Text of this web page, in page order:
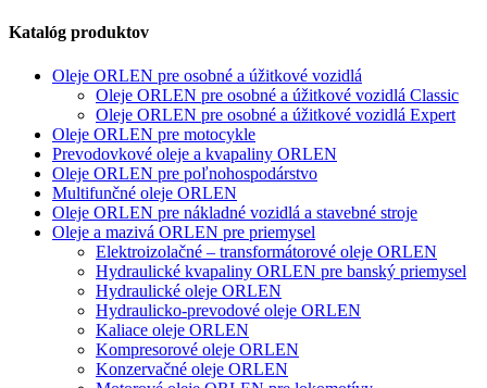
Katalóg produktov
Oleje ORLEN pre osobné a úžitkové vozidlá
Oleje ORLEN pre osobné a úžitkové vozidlá Classic
Oleje ORLEN pre osobné a úžitkové vozidlá Expert
Oleje ORLEN pre motocykle
Prevodovkové oleje a kvapaliny ORLEN
Oleje ORLEN pre poľnohospodárstvo
Multifunčné oleje ORLEN
Oleje ORLEN pre nákladné vozidlá a stavebné stroje
Oleje a mazivá ORLEN pre priemysel
Elektroizolačné – transformátorové oleje ORLEN
Hydraulické kvapaliny ORLEN pre banský priemysel
Hydraulické oleje ORLEN
Hydraulicko-prevodové oleje ORLEN
Kaliace oleje ORLEN
Kompresorové oleje ORLEN
Konzervačné oleje ORLEN